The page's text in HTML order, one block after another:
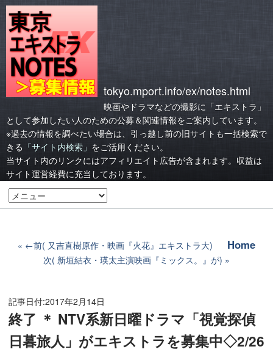
tokyo.mport.info/ex/notes.html
映画やドラマなどの撮影に「エキストラ」
として参加したい人のための公募＆関連情報をご案内しています。
※過去の情報を調べたい場合は、引っ越し前の旧サイトも一括検索で
きる 「サイト内検索」 をご活用ください。
当サイト内のリンクにはアフィリエイト広告が含まれます。収益は
サイト運営経費に充当しております。
←前( 又吉直樹原作・映画『火花』エキストラ大) Home
次( 新垣結衣・瑛太主演映画『ミックス。』が)
記事日付:2017年2月14日
終了 ＊ NTV系新日曜ドラマ「視覚探偵
日暮旅人」がエキストラを募集中◇2/26